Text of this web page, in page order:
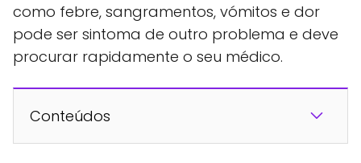
como febre, sangramentos, vómitos e dor
pode ser sintoma de outro problema e deve
procurar rapidamente o seu médico.
Conteúdos